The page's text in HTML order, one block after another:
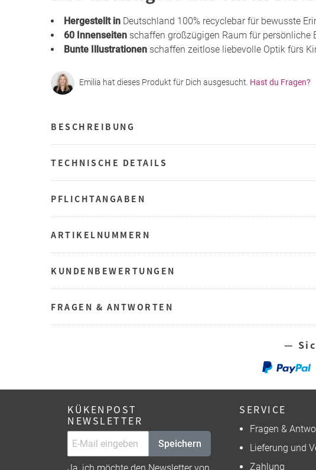
Hergestellt in Deutschland 100% recyclebar für bewusste
60 Innenseiten schaffen großzügigen Raum für persönliche
Bunte Illustrationen schaffen zeitlose liebevolle Optik fürs
Emilia hat dieses Produkt für Dich ausgesucht. Hast du Fragen?
BESCHREIBUNG
TECHNISCHE DETAILS
PFLICHTANGABEN
ARTIKELNUMMERN
KUNDENBEWERTUNGEN
FRAGEN & ANTWORTEN
—
KÜKENPOST
NEWSLETTER
Speichern
SERVICE
Fragen &
Lieferung und
Zahlung